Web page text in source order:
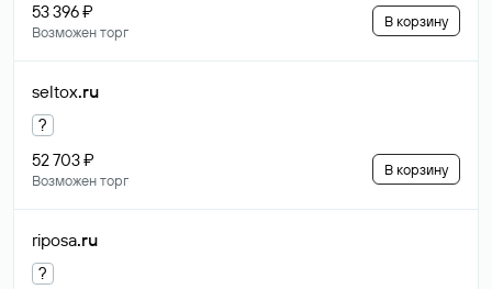
53 396 ₽
Возможен торг
В корзину
seltox.ru
?
52 703 ₽
Возможен торг
В корзину
riposa.ru
?